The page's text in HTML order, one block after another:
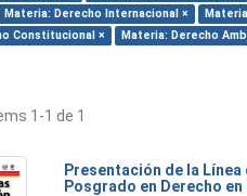
Materia: Derecho Internacional ×
Constitucional ×
Materia: Derecho
1-1 de 1
Presentación de la Línea
Posgrado en Derecho en